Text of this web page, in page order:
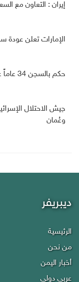
إيران : التعاون مع
الإمارات تعلن عودة
حكم بالسجن 34 عاماً على سعودية بسبب تغريدات على تويتر
جيش الاحتلال
وعُمان
ديبريفر
الرئيسية
من نحن
أخبار اليمن
عربي دولي